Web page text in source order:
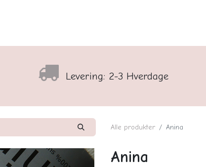
Levering: 2-3 Hverdage
Alle produkter Anina
Anina